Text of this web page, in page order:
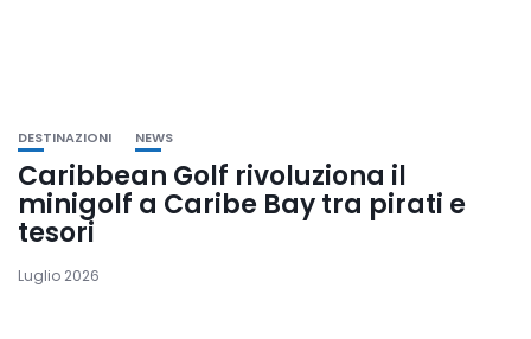
DESTINAZIONI NEWS
Caribbean Golf rivoluziona il
minigolf a Caribe Bay tra pirati e
tesori
Luglio 2026